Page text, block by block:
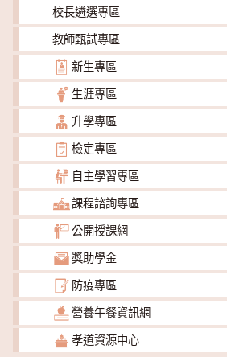
校長遴選專區
教師甄試專區
新生專區
生涯專區
升學專區
檢定專區
自主學習專區
課程諮詢專區
公開授課網
獎助學金
防疫專區
營養午餐資訊網
孝道資源中心